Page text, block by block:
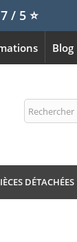
/ 5⭐
Blog
DÉTACHÉES